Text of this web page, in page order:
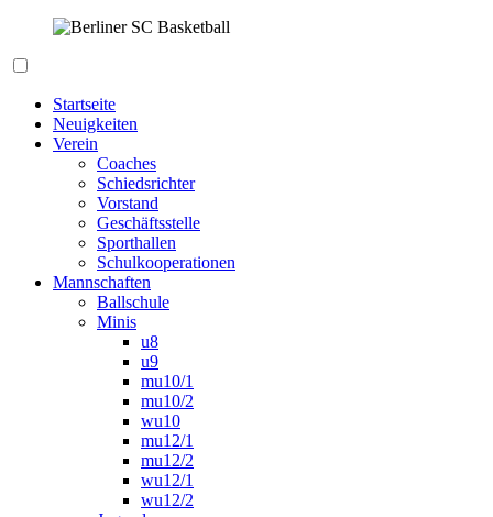
springen
Startseite
Neuigkeiten
Verein
Coaches
Schiedsrichter
Vorstand
Geschäftsstelle
Sporthallen
Schulkooperationen
Mannschaften
Ballschule
Minis
u8
u9
mu10/1
mu10/2
wu10
mu12/1
mu12/2
wu12/1
wu12/2